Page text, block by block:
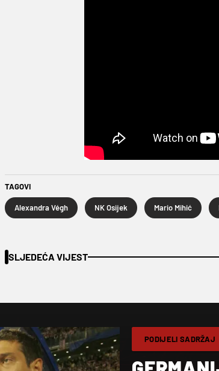
TAGOVI
Alexandra Végh NK Osijek Mario Mihić
SLJEDEĆA VIJEST
PODIJELI SADRŽAJ